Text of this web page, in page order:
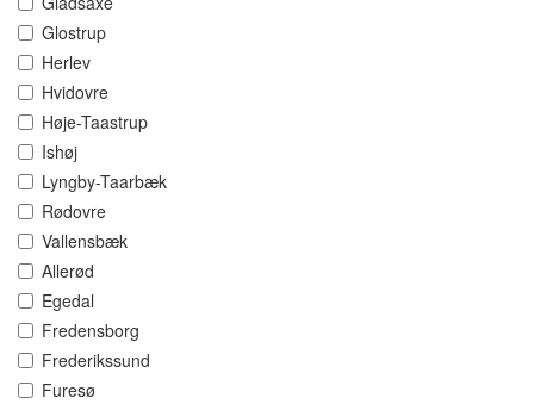
Glostrup
Herlev
Hvidovre
Høje-Taastrup
Ishøj
Lyngby-Taarbæk
Rødovre
Vallensbæk
Allerød
Egedal
Fredensborg
Frederikssund
Furesø